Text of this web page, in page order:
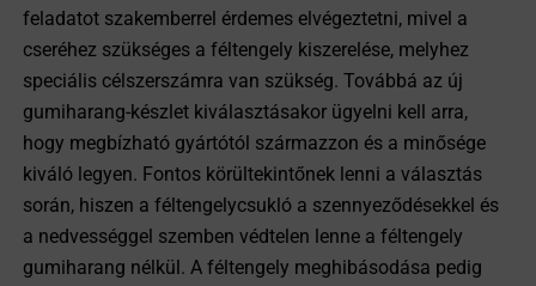
feladatot szakemberrel érdemes elvégeztetni, mivel a
cseréhez szükséges a féltengely kiszerelése, melyhez
speciális célszerszámra van szükség. Továbbá az új
gumiharang-készlet kiválasztásakor ügyelni kell arra,
hogy megbízható gyártótól származzon és a minősége
kiváló legyen. Fontos körültekintőnek lenni a választás
során, hiszen a féltengelycsukló a szennyeződésekkel és
a nedvességgel szemben védtelen lenne a féltengely
gumiharang nélkül. A féltengely meghibásodása pedig